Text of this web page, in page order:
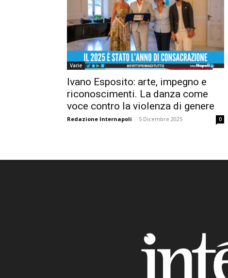
Varie
Ivano Esposito: arte, impegno e
riconoscimenti. La danza come
voce contro la violenza di genere
Redazione Internapoli - 5 Dicembre 2025 0